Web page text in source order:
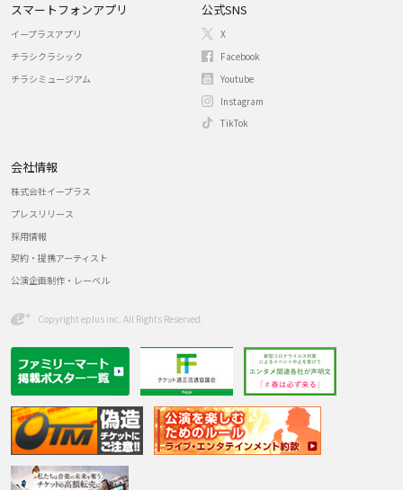
スマートフォンアプリ
イープラスアプリ
チラシクラシック
チラシミュージアム
公式SNS
X
Facebook
Youtube
Instagram
TikTok
会社情報
株式会社イープラス
プレスリリース
採用情報
契約・提携アーティスト
公演企画制作・レーベル
Copyright eplus inc. All Rights Reserved.